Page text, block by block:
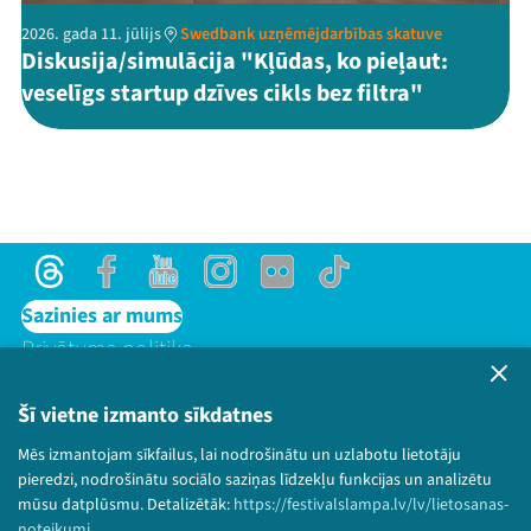
Šī vietne izmanto sīkdatnes
Mēs izmantojam sīkfailus, lai nodrošinātu un uzlabotu lietotāju
pieredzi, nodrošinātu sociālo saziņas līdzekļu funkcijas un analizētu
mūsu datplūsmu. Detalizētāk: https://festivalslampa.lv/lv/lietosanas-
2026. gada 11. jūlijs Swedbank uzņēmējdarbības skatuve
Diskusija/simulācija "Kļūdas, ko pieļaut:
veselīgs startup dzīves cikls bez filtra"
ThreadsFacebookYoutubeInstagram
Flick TikTok
Sazinies ar mums
Privātuma politika
Bērnu aizsardzības politika
© 2026 Sarunu festivāls LAMPA Visas tiesības
paturētas.